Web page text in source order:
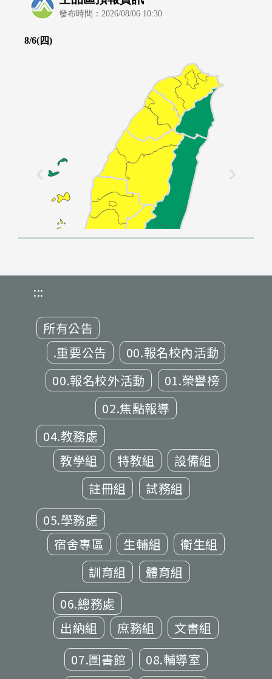
:::
所有公告
.重要公告
00.報名校內活動
00.報名校外活動
01.榮譽榜
02.焦點報導
04.教務處
教學組
特教組
設備組
註冊組
試務組
05.學務處
宿舍專區
生輔組
衛生組
訓育組
體育組
06.總務處
出納組
庶務組
文書組
07.圖書館
08.輔導室